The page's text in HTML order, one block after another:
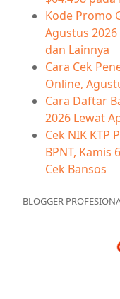
Kode Promo
Agustus
dan Lainnya
Cara Cek
Online,
Cara Daftar
2026 Lewat
Cek NIK KTP
BPNT, Kamis
Cek Bansos
BLOGGER